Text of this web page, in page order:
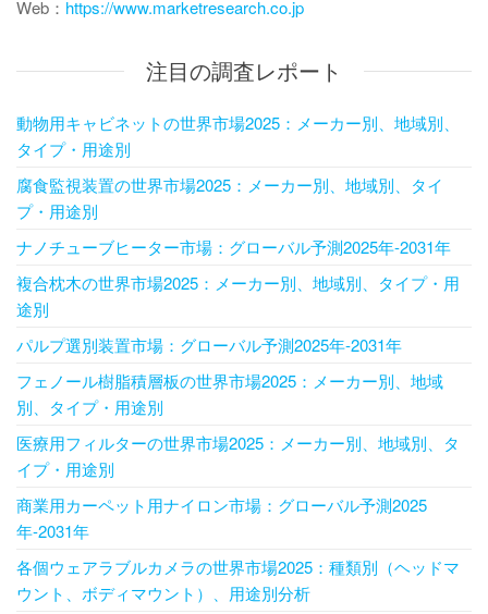
Web： https://www.marketresearch.co.jp
注目の調査レポート
動物用キャビネットの世界市場2025：メーカー別、地域別、
タイプ・用途別
腐食監視装置の世界市場2025：メーカー別、地域別、タイ
プ・用途別
ナノチューブヒーター市場：グローバル予測2025年-2031年
複合枕木の世界市場2025：メーカー別、地域別、タイプ・用
途別
パルプ選別装置市場：グローバル予測2025年-2031年
フェノール樹脂積層板の世界市場2025：メーカー別、地域
別、タイプ・用途別
医療用フィルターの世界市場2025：メーカー別、地域別、タ
イプ・用途別
商業用カーペット用ナイロン市場：グローバル予測2025
年-2031年
各個ウェアラブルカメラの世界市場2025：種類別（ヘッドマ
ウント、ボディマウント）、用途別分析